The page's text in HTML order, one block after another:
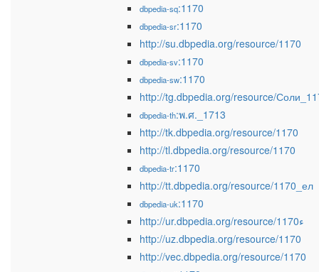
dbpedia-sq:1170
dbpedia-sr:1170
http://su.dbpedia.org/resource/1170
dbpedia-sv:1170
dbpedia-sw:1170
http://tg.dbpedia.org/resource/
dbpedia-th:พ.ศ._1713
http://tk.dbpedia.org/resource/1170
http://tl.dbpedia.org/resource/1170
dbpedia-tr:1170
http://tt.dbpedia.org/resource/1170_ел
dbpedia-uk:1170
http://ur.dbpedia.org/resource/1170ء
http://uz.dbpedia.org/resource/1170
http://vec.dbpedia.org/resource/1170